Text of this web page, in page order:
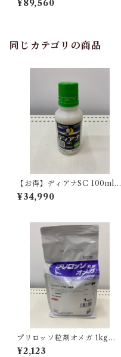
¥89,560
同じカテゴリの商品
【お得】ディアナSC 100ml
10本
¥34,990
プリロッソ粒剤オメガ 1kg 1
袋
¥2,123